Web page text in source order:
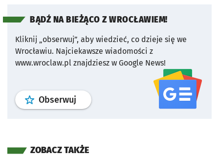
BĄDŹ NA BIEŻĄCO Z WROCŁAWIEM!
Kliknij „obserwuj”, aby wiedzieć, co dzieje się we
Wrocławiu. Najciekawsze wiadomości z
www.wroclaw.pl znajdziesz w Google News!
Obserwuj profil serwisu
ZOBACZ TAKŻE